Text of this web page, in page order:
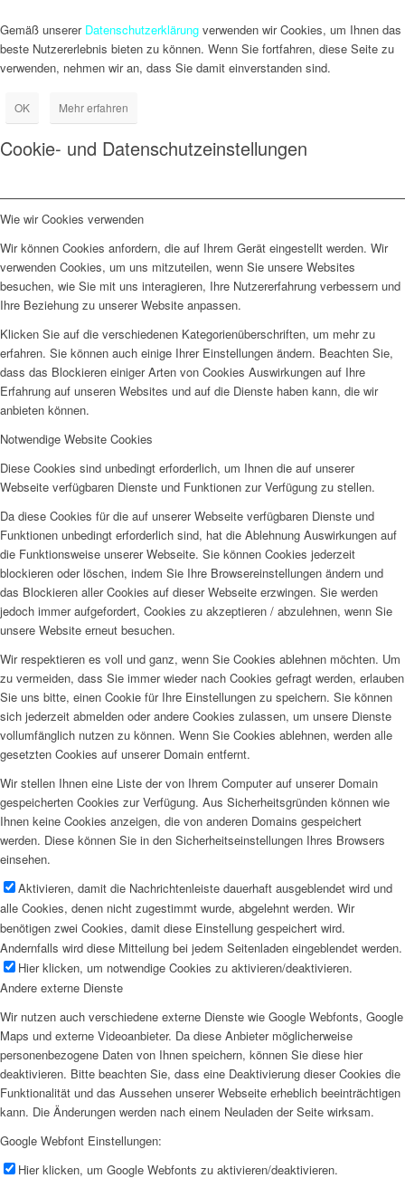
Gemäß unserer Datenschutzerklärung verwenden wir Cookies, um Ihnen das
beste Nutzererlebnis bieten zu können. Wenn Sie fortfahren, diese Seite zu
verwenden, nehmen wir an, dass Sie damit einverstanden sind.
OK Mehr erfahren
Cookie- und Datenschutzeinstellungen
Wie wir Cookies verwenden
Wir können Cookies anfordern, die auf Ihrem Gerät eingestellt werden. Wir
verwenden Cookies, um uns mitzuteilen, wenn Sie unsere Websites
besuchen, wie Sie mit uns interagieren, Ihre Nutzererfahrung verbessern und
Ihre Beziehung zu unserer Website anpassen.
Klicken Sie auf die verschiedenen Kategorienüberschriften, um mehr zu
erfahren. Sie können auch einige Ihrer Einstellungen ändern. Beachten Sie,
dass das Blockieren einiger Arten von Cookies Auswirkungen auf Ihre
Erfahrung auf unseren Websites und auf die Dienste haben kann, die wir
anbieten können.
Notwendige Website Cookies
Diese Cookies sind unbedingt erforderlich, um Ihnen die auf unserer
Webseite verfügbaren Dienste und Funktionen zur Verfügung zu stellen.
Da diese Cookies für die auf unserer Webseite verfügbaren Dienste und
Funktionen unbedingt erforderlich sind, hat die Ablehnung Auswirkungen auf
die Funktionsweise unserer Webseite. Sie können Cookies jederzeit
blockieren oder löschen, indem Sie Ihre Browsereinstellungen ändern und
das Blockieren aller Cookies auf dieser Webseite erzwingen. Sie werden
jedoch immer aufgefordert, Cookies zu akzeptieren / abzulehnen, wenn Sie
unsere Website erneut besuchen.
Wir respektieren es voll und ganz, wenn Sie Cookies ablehnen möchten. Um
zu vermeiden, dass Sie immer wieder nach Cookies gefragt werden, erlauben
Sie uns bitte, einen Cookie für Ihre Einstellungen zu speichern. Sie können
sich jederzeit abmelden oder andere Cookies zulassen, um unsere Dienste
vollumfänglich nutzen zu können. Wenn Sie Cookies ablehnen, werden alle
gesetzten Cookies auf unserer Domain entfernt.
Wir stellen Ihnen eine Liste der von Ihrem Computer auf unserer Domain
gespeicherten Cookies zur Verfügung. Aus Sicherheitsgründen können wie
Ihnen keine Cookies anzeigen, die von anderen Domains gespeichert
werden. Diese können Sie in den Sicherheitseinstellungen Ihres Browsers
einsehen.
Aktivieren, damit die Nachrichtenleiste dauerhaft ausgeblendet wird und
alle Cookies, denen nicht zugestimmt wurde, abgelehnt werden. Wir
benötigen zwei Cookies, damit diese Einstellung gespeichert wird.
Andernfalls wird diese Mitteilung bei jedem Seitenladen eingeblendet werden.
Hier klicken, um notwendige Cookies zu aktivieren/deaktivieren.
Andere externe Dienste
Wir nutzen auch verschiedene externe Dienste wie Google Webfonts, Google
Maps und externe Videoanbieter. Da diese Anbieter möglicherweise
personenbezogene Daten von Ihnen speichern, können Sie diese hier
deaktivieren. Bitte beachten Sie, dass eine Deaktivierung dieser Cookies die
Funktionalität und das Aussehen unserer Webseite erheblich beeinträchtigen
kann. Die Änderungen werden nach einem Neuladen der Seite wirksam.
Google Webfont Einstellungen:
Hier klicken, um Google Webfonts zu aktivieren/deaktivieren.